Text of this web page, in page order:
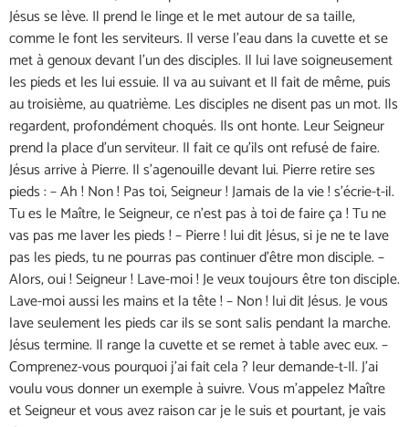
Jésus se lève. Il prend le linge et le met autour de sa taille,
comme le font les serviteurs. Il verse l’eau dans la cuvette et se
met à genoux devant l’un des disciples. Il lui lave soigneusement
les pieds et les lui essuie. Il va au suivant et Il fait de même, puis
au troisième, au quatrième. Les disciples ne disent pas un mot. Ils
regardent, profondément choqués. Ils ont honte. Leur Seigneur
prend la place d’un serviteur. Il fait ce qu’ils ont refusé de faire.
Jésus arrive à Pierre. Il s’agenouille devant lui. Pierre retire ses
pieds : – Ah ! Non ! Pas toi, Seigneur ! Jamais de la vie ! s’écrie-t-il.
Tu es le Maître, le Seigneur, ce n’est pas à toi de faire ça ! Tu ne
vas pas me laver les pieds ! – Pierre ! lui dit Jésus, si je ne te lave
pas les pieds, tu ne pourras pas continuer d’être mon disciple. –
Alors, oui ! Seigneur ! Lave-moi ! Je veux toujours être ton disciple.
Lave-moi aussi les mains et la tête ! – Non ! lui dit Jésus. Je vous
lave seulement les pieds car ils se sont salis pendant la marche.
Jésus termine. Il range la cuvette et se remet à table avec eux. –
Comprenez-vous pourquoi j’ai fait cela ? leur demande-t-Il. J’ai
voulu vous donner un exemple à suivre. Vous m’appelez Maître
et Seigneur et vous avez raison car je le suis et pourtant, je vais